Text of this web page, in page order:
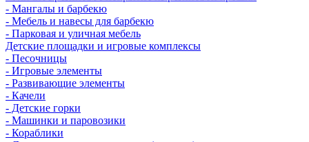
- Мангалы и барбекю
- Мебель и навесы для барбекю
- Парковая и уличная мебель
Детские площадки и игровые комплексы
- Песочницы
- Игровые элементы
- Развивающие элементы
- Качели
- Детские горки
- Машинки и паровозики
- Кораблики